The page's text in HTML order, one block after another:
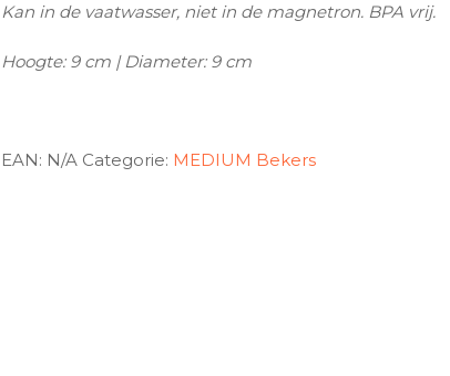
Kan in de vaatwasser, niet in de magnetron. BPA vrij.
Hoogte: 9 cm | Diameter: 9 cm
EAN: N/A Categorie: MEDIUM Bekers